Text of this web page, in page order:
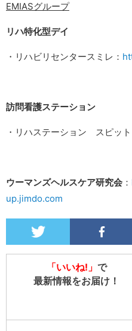
EMIASグループ
リハ特化型デイ
・リハビリセンタースミレ：
訪問看護ステーション
・リハステーション スピット
ウーマンズヘルスケア研究会 ：
up.jimdo.com
「いいね!」 で
最新情報をお届け！